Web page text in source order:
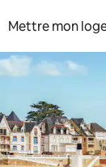
Mettre mon